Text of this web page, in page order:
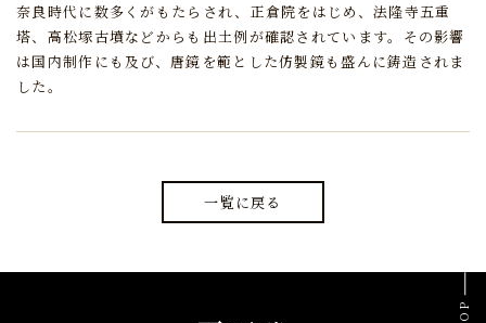
奈良時代に数多くがもたらされ、 正倉院をはじめ、法隆寺五重
塔、高松塚古墳などからも出土例が確認されています。 その影響
は国内制作にも及び、唐鏡を範とした仿製鏡も盛んに鋳造されま
した。
一覧に戻る
TOP